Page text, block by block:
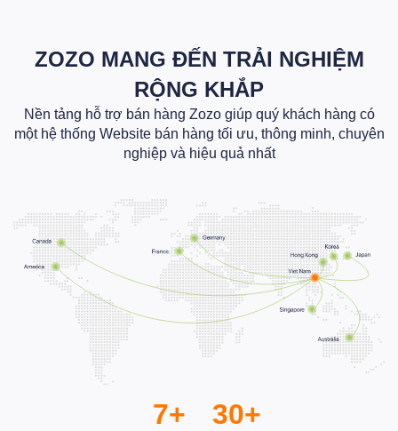
ZOZO MANG ĐẾN TRẢI NGHIỆM
RỘNG KHẮP
Nền tảng hỗ trợ bán hàng Zozo giúp quý khách hàng có
một hệ thống Website bán hàng tối ưu, thông minh, chuyên
nghiệp và hiệu quả nhất
7+ 30+